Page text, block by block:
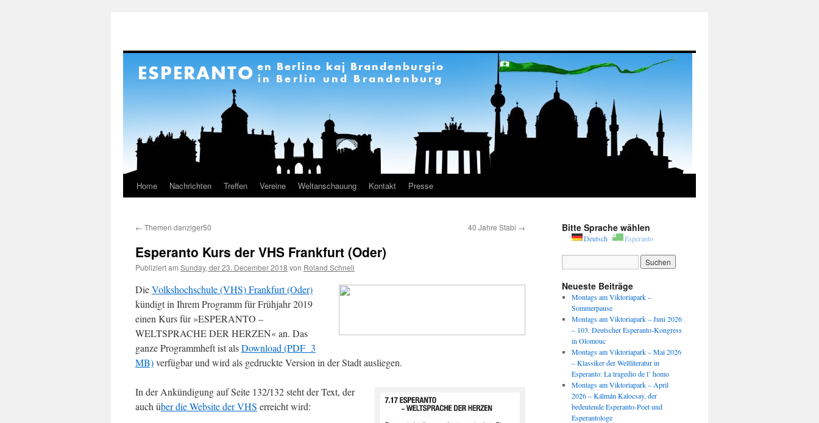
Springe
Inhalt
Home Nachrichten Treffen Vereine Weltanschauung Kontakt Presse
← Themen danziger50 40 Jahre Stabi →
Esperanto Kurs der VHS Frankfurt (Oder)
Publiziert am Sunday, der 23. December 2018 von Roland Schnell
DieVolkshochschule (VHS) Frankfurt (Oder)
kündigt in Ihrem Programm für Frühjahr 2019
einen Kurs für »ESPERANTO –
WELTSPRACHE DER HERZEN« an. Das
ganze Programmheft ist alsDownload (PDF 3
MB)verfügbar und wird als gedruckte Version in der Stadt ausliegen.
In der Ankündigung auf Seite 132/132 steht der Text, der
auch über die Website der VHS erreicht wird:
Bitte Sprache wählen
Deutsch Esperanto
Neueste Beiträge
Montags am Viktoriapark –
Sommerpause
Montags am Viktoriapark – Juni 2026
– 103. Deutscher Esperanto-Kongress
in Olomouc
Montags am Viktoriapark – Mai 2026
– Klassiker der Weltliteratur in
Esperanto: La tragedio de l’ homo
Montags am Viktoriapark – April
2026 – Kálmán Kalocsay, der
bedeutende Esperanto-Poet und
Esperantologe